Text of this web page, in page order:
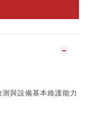
與設備基本維護能力